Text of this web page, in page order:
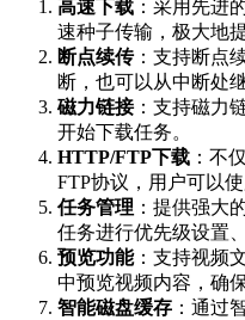
高速下载 ：采用先进
速种子传输，极大地
断点续传：支持断点
断，也可以从中断处
磁力链接：支持磁力
开始下载任务。
HTTP/FTP下载 ：不
FTP协议，用户可以
任务管理 ：提供强大
任务进行优先级设置
预览功能：支持视频
中预览视频内容，确
智能磁盘缓存 ：通过